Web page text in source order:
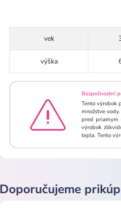
vek
výška
Bezpečnostní
Tento výrobok
množstve
pred priamym
výrobok
tepla. Tento
Doporučujeme